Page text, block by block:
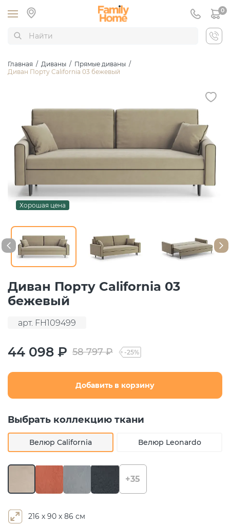
0
Главная / Диваны / Прямые диваны /
Диван Порту California 03 бежевый
Хорошая цена
Диван Порту California 03
бежевый
арт. FH109499
44 098 ₽ 58 797 ₽ -25%
Добавить в корзину
Выбрать коллекцию ткани
Велюр California Велюр Leonardo
+35
216 х 90 х 86 см